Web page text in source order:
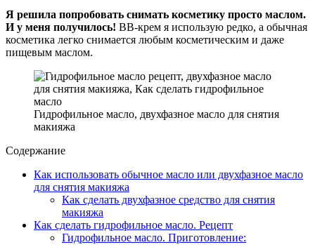
Я решила попробовать снимать косметику просто маслом.
И у меня получилось! BB-крем я использую редко, а обычная
косметика легко снимается любым косметическим и даже
пищевым маслом.
Гидрофильное масло, двухфазное масло для снятия
макияжа
Содержание
Как использовать обычное масло или двухфазное масло
для снятия макияжа
Как сделать двухфазное средство для снятия
макияжа
Как сделать гидрофильное масло. Рецепт
Гидрофильное масло. Приготовление: